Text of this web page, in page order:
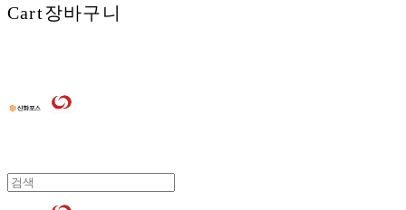
Cart장바구니